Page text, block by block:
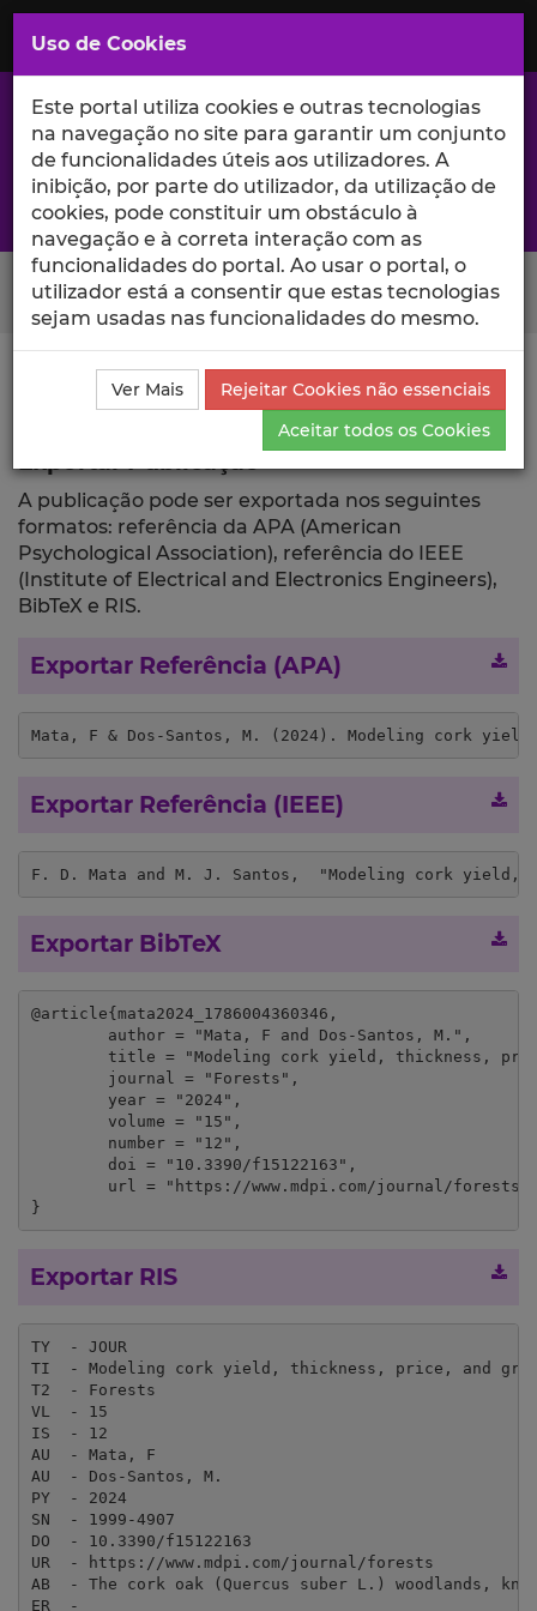
Saltar
para
Conteúdo
Principal
A excelência da investigação e ciência no Iscte
Search Button
Ciência_Iscte Publicações
Descrição Detalhada da
Publicação
Exportar
A publicação pode ser exportada nos seguintes
formatos: referência da APA (American
Psychological Association), referência do IEEE
(Institute of Electrical and Electronics Engineers),
BibTeX e RIS.
Exportar Referência (APA)
Mata, F & Dos-Santos, M. (2024). Modeling cork
Exportar Referência (IEEE)
F. D. Mata and M. J. Santos,  "Modeling cork yield,
Exportar BibTeX
@article{mata2024_1786004360346,
}
Exportar RIS
TY  - JOUR
TI  - Modeling cork yield, thickness, price, and
T2  - Forests
VL  - 15
IS  - 12
AU  - Mata, F
AU  - Dos-Santos, M.
PY  - 2024
SN  - 1999-4907
DO  - 10.3390/f15122163
UR  - https://www.mdpi.com/journal/forests
AB  - The cork oak (Quercus suber L.) woodlands,
ER  -
Uso de Cookies
Este portal utiliza cookies e outras tecnologias
na navegação no site para garantir um conjunto
de funcionalidades úteis aos utilizadores. A
inibição, por parte do utilizador, da utilização de
cookies, pode constituir um obstáculo à
navegação e à correta interação com as
funcionalidades do portal. Ao usar o portal, o
utilizador está a consentir que estas tecnologias
sejam usadas nas funcionalidades do mesmo.
Ver Mais
Rejeitar Cookies não essenciais
Aceitar todos os Cookies